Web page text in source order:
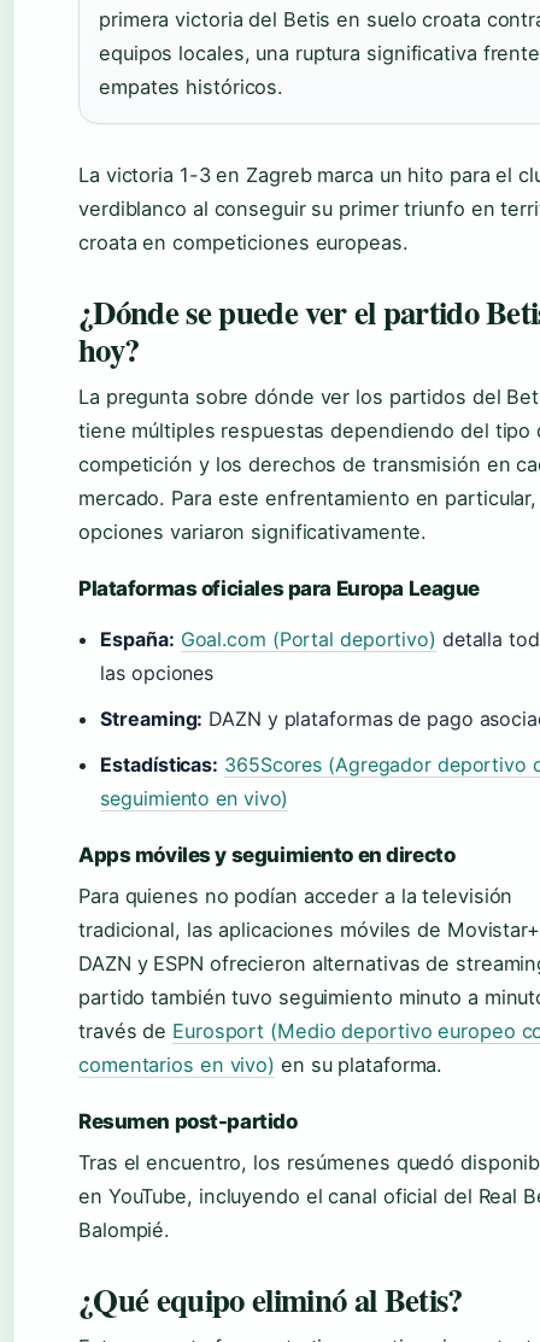
primera victoria del Betis en suelo croata
equipos locales, una ruptura significativa
empates históricos.
La victoria 1-3 en Zagreb marca un hito para el
verdiblanco al conseguir su primer triunfo en
croata en competiciones europeas.
¿Dónde se puede ver el partido
hoy?
La pregunta sobre dónde ver los partidos del
tiene múltiples respuestas dependiendo del tipo
competición y los derechos de transmisión en
mercado. Para este enfrentamiento en
opciones variaron significativamente.
Plataformas oficiales para Europa League
España: Goal.com (Portal deportivo) detalla
las opciones
Streaming: DAZN y plataformas de pago
Estadísticas: 365Scores (Agregador deportivo
seguimiento en vivo)
Apps móviles y seguimiento en directo
Para quienes no podían acceder a la televisión
tradicional, las aplicaciones móviles de
DAZN y ESPN ofrecieron alternativas de
partido también tuvo seguimiento minuto a
través de Eurosport (Medio deportivo europeo
comentarios en vivo) en su plataforma.
Resumen post-partido
Tras el encuentro, los resúmenes quedó
en YouTube, incluyendo el canal oficial del Real
Balompié.
¿Qué equipo eliminó al Betis?